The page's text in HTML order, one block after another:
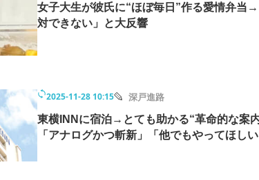
女子大生が彼氏に“ほぼ毎日”作る愛情弁当
対できない」と大反響
2025-11-28 10:15 深戸進路
東横INNに宿泊→とても助かる“革命的な案
「アナログかつ斬新」「他でもやってほしい